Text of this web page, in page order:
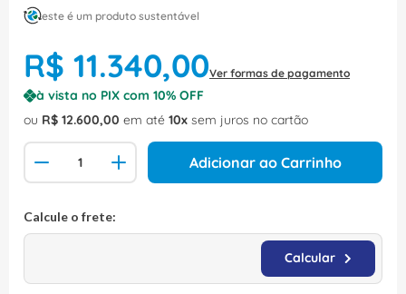
este é um produto sustentável
R$ 11.340,00Ver formas de pagamento
à vista no PIX com 10% OFF
ou R$ 12.600,00 em até 10 sem juros no cartão
Adicionar ao Carrinho